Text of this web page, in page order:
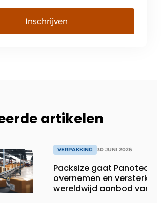
Inschrijven
artikelen
VERPAKKING 30 JUNI 2026
Packsize gaat Panotec
overnemen en versterkt
wereldwijd aanbod van